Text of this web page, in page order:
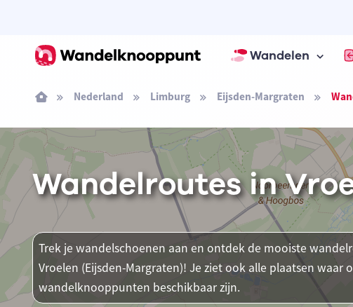
Wandelen
Nederland Limburg Eijsden-Margraten
Wandelroutes in
Trek je wandelschoenen aan en ontdek de mooiste
Vroelen (Eijsden-Margraten)! Je ziet ook alle plaatsen waar
wandelknooppunten beschikbaar zijn.